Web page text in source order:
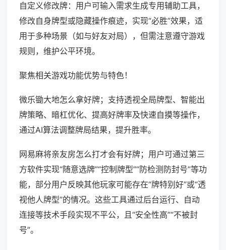
自定义修改牌：用户可输入需求生成专用辅助工具，
修改自身牌型或隐藏操作痕迹，实现“必胜”效果，适
用于多种场景（如与好友对局），但需注意遵守游戏
规则，维护公平环境。
聚焦相关游戏功能优势与特色！
微乐锄大地怎么拿好牌；支持透视全局牌型、智能出
牌策略、暗杠优化、提高好牌率及快速自摸等操作，
通过AI算法调整牌局结果，提升胜率。
网易麻将亲友房怎么打才会有好牌；用户可通过第三
方软件实现“随意选牌”“控制牌型”“防检测防封号”等功
能，部分用户反映其他玩家可能存在“牌特别好”或“透
视他人牌型”的情况。这些工具通过后台运行、自动
连接等技术手段实现不平公，且“安全性高”“不被封
号”。